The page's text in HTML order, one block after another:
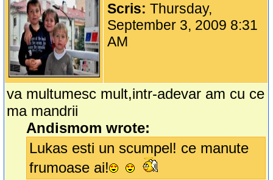
Scris:Thursday,
September 3, 2009 8:31
AM
va multumesc mult,intr-adevar am cu ce
ma mandrii
Andismom wrote:
Lukas esti un scumpel! ce manute
frumoase ai!